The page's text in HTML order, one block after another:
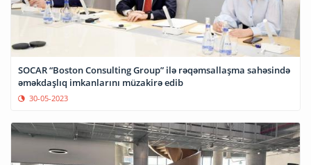
SOCAR “Boston Consulting Group” ilə rəqəmsallaşma sahəsində
əməkdaşlıq imkanlarını müzakirə edib
30-05-2023